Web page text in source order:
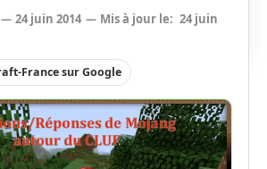
24 juin 2014 Mis à jour le: 24 juin
France sur Google